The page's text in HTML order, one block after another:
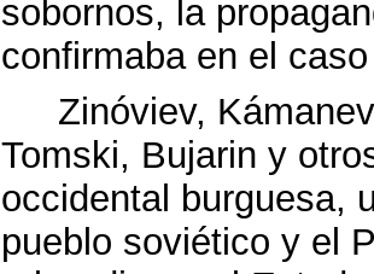
sobornos, la
confirmaba en el
Zinóviev,
Tomski, Bujarin y
occidental burguesa,
pueblo soviético y el